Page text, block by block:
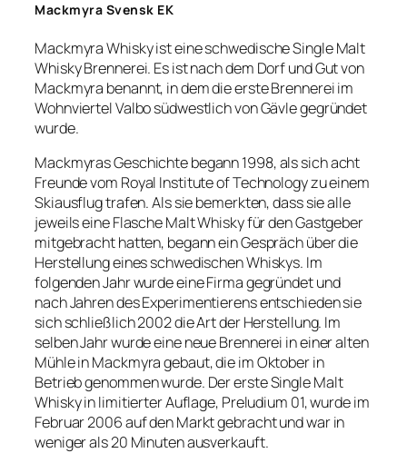
Mackmyra Svensk EK
Mackmyra Whisky ist eine schwedische Single Malt
Whisky Brennerei. Es ist nach dem Dorf und Gut von
Mackmyra benannt, in dem die erste Brennerei im
Wohnviertel Valbo südwestlich von Gävle gegründet
wurde.
Mackmyras Geschichte begann 1998, als sich acht
Freunde vom Royal Institute of Technology zu einem
Skiausflug trafen. Als sie bemerkten, dass sie alle
jeweils eine Flasche Malt Whisky für den Gastgeber
mitgebracht hatten, begann ein Gespräch über die
Herstellung eines schwedischen Whiskys. Im
folgenden Jahr wurde eine Firma gegründet und
nach Jahren des Experimentierens entschieden sie
sich schließlich 2002 die Art der Herstellung. Im
selben Jahr wurde eine neue Brennerei in einer alten
Mühle in Mackmyra gebaut, die im Oktober in
Betrieb genommen wurde. Der erste Single Malt
Whisky in limitierter Auflage, Preludium 01, wurde im
Februar 2006 auf den Markt gebracht und war in
weniger als 20 Minuten ausverkauft.